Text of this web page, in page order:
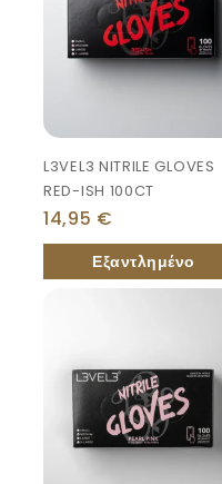
L3VEL3 NITRILE GLOVES
RED-ISH 100CT
14,95 €